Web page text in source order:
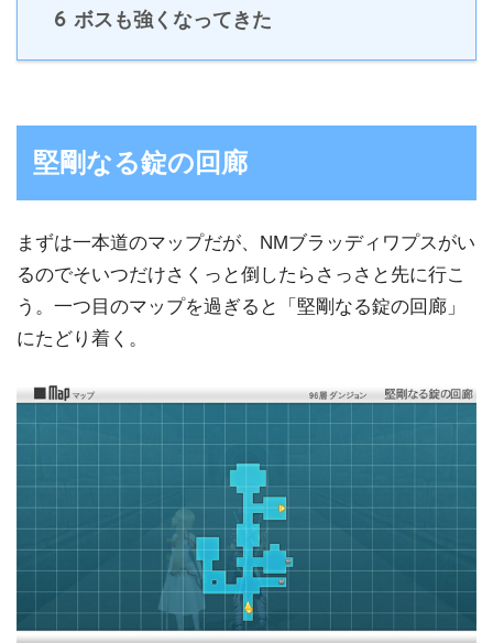
6 ボスも強くなってきた
堅剛なる錠の回廊
まずは一本道のマップだが、NMブラッディワプスがい
るのでそいつだけさくっと倒したらさっさと先に行こ
う。一つ目のマップを過ぎると「堅剛なる錠の回廊」
にたどり着く。